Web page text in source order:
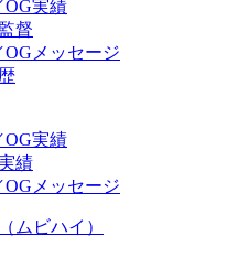
OG実績
督
OGメッセージ
OG実績
績
OGメッセージ
ムビハイ）